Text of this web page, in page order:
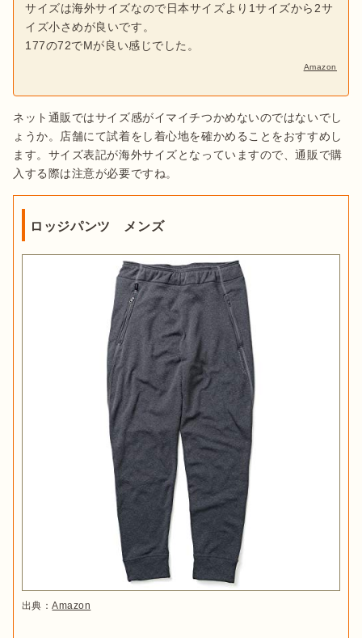
サイズは海外サイズなので日本サイズより1サイズから2サ
イズ小さめが良いです。
177の72でMが良い感じでした。
Amazon
ネット通販ではサイズ感がイマイチつかめないのではないでし
ょうか。店舗にて試着をし着心地を確かめることをおすすめし
ます。サイズ表記が海外サイズとなっていますので、通販で購
入する際は注意が必要ですね。
ロッジパンツ メンズ
出典：Amazon